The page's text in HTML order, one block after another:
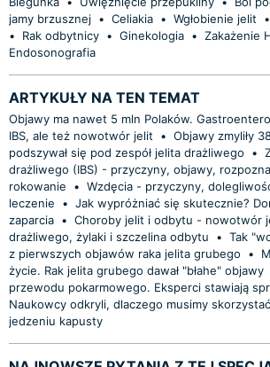
jamy brzusznej • Celiakia • Wgłobienie jelit •
•
Rak odbytnicy • Ginekologia • Zakażenie
Endosonografia
ARTYKUŁY NA TEN TEMAT
Objawy ma nawet 5 mln Polaków.
IBS, ale też nowotwór jelit
• Objawy zmyliły
podszywał się pod zespół jelita drażliwego
•
drażliwego (IBS) - przyczyny, objawy,
rokowanie
• Wzdęcia - przyczyny,
leczenie
• Jak wypróżniać się skutecznie?
zaparcia • Choroby jelit i odbytu - nowotwór
drażliwego, żylaki i szczelina odbytu
• Tak
z pierwszych objawów raka jelita grubego
•
życie. Rak jelita grubego dawał "błahe" objawy
przewodu pokarmowego. Eksperci stawiają
Naukowcy odkryli, dlaczego musimy
jedzeniu kapusty